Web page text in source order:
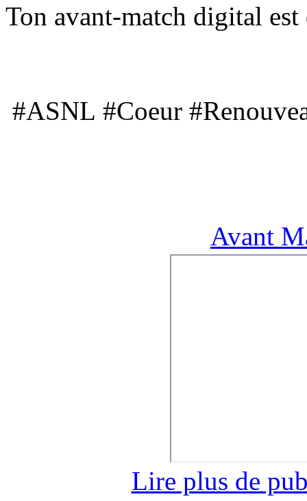
Ton avant-match digital
#ASNL #Coeur
Avant
Lire plus de